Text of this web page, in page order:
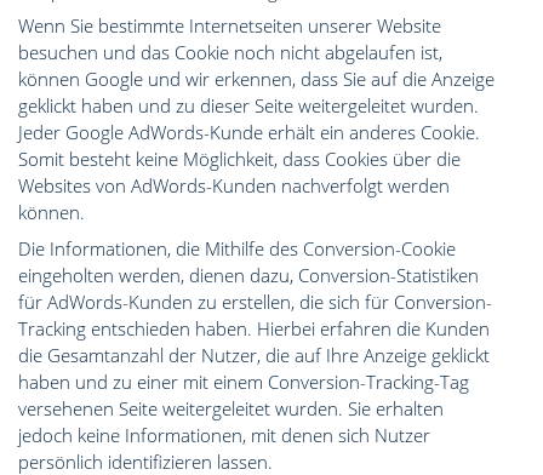
Wenn Sie bestimmte Internetseiten unserer Website
besuchen und das Cookie noch nicht abgelaufen ist,
können Google und wir erkennen, dass Sie auf die Anzeige
geklickt haben und zu dieser Seite weitergeleitet wurden.
Jeder Google AdWords-Kunde erhält ein anderes Cookie.
Somit besteht keine Möglichkeit, dass Cookies über die
Websites von AdWords-Kunden nachverfolgt werden
können.
Die Informationen, die Mithilfe des Conversion-Cookie
eingeholten werden, dienen dazu, Conversion-Statistiken
für AdWords-Kunden zu erstellen, die sich für Conversion-
Tracking entschieden haben. Hierbei erfahren die Kunden
die Gesamtanzahl der Nutzer, die auf Ihre Anzeige geklickt
haben und zu einer mit einem Conversion-Tracking-Tag
versehenen Seite weitergeleitet wurden. Sie erhalten
jedoch keine Informationen, mit denen sich Nutzer
persönlich identifizieren lassen.